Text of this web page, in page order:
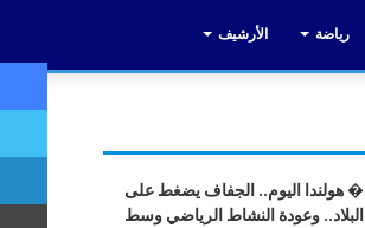
رياضة الأرشيف
� هولندا اليوم.. الجفاف يضغط على
البلاد.. وعودة النشاط الرياضي وسط